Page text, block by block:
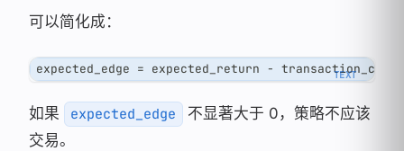
可以简化成：
expected_edge = expected_return -
如果 expected_edge
不显著大于 0，策略不应该
交易。